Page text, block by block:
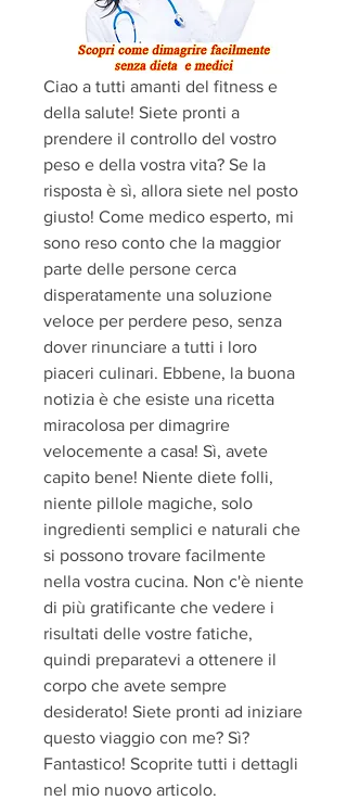
Ciao a tutti amanti del fitness e
della salute! Siete pronti a
prendere il controllo del vostro
peso e della vostra vita? Se la
risposta è sì, allora siete nel posto
giusto! Come medico esperto, mi
sono reso conto che la maggior
parte delle persone cerca
disperatamente una soluzione
veloce per perdere peso, senza
dover rinunciare a tutti i loro
piaceri culinari. Ebbene, la buona
notizia è che esiste una ricetta
miracolosa per dimagrire
velocemente a casa! Sì, avete
capito bene! Niente diete folli,
niente pillole magiche, solo
ingredienti semplici e naturali che
si possono trovare facilmente
nella vostra cucina. Non c'è niente
di più gratificante che vedere i
risultati delle vostre fatiche,
quindi preparatevi a ottenere il
corpo che avete sempre
desiderato! Siete pronti ad iniziare
questo viaggio con me? Sì?
Fantastico! Scoprite tutti i dettagli
nel mio nuovo articolo.